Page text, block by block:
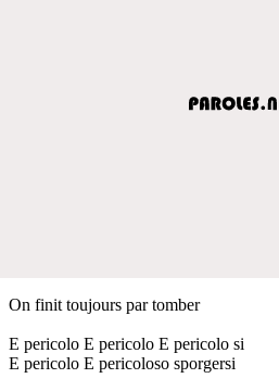
On finit toujours par tomber
E pericolo E pericolo E pericolo si
E pericolo E pericoloso sporgersi